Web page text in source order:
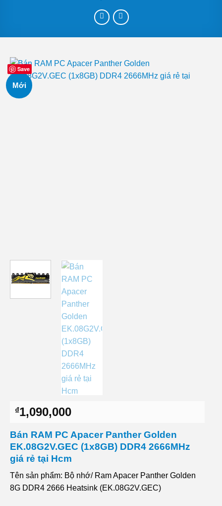
Save
Mới
₫1,090,000
Bán RAM PC Apacer Panther Golden
EK.08G2V.GEC (1x8GB) DDR4 2666MHz
giá rẻ tại Hcm
Tên sản phẩm: Bộ nhớ/ Ram Apacer Panther Golden
8G DDR4 2666 Heatsink (EK.08G2V.GEC)